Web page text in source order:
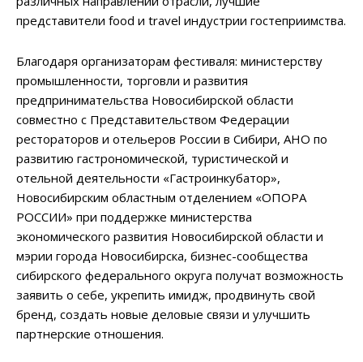
представители food и travel индустрии гостеприимства.
Благодаря организаторам фестиваля: министерству
промышленности, торговли и развития
предпринимательства Новосибирской области
совместно с Представительством Федерации
рестораторов и отельеров России в Сибири, АНО по
развитию гастрономической, туристической и
отельной деятельности «Гастроинкубатор»,
Новосибирским областным отделением «ОПОРА
РОССИИ» при поддержке министерства
экономического развития Новосибирской области и
мэрии города Новосибирска, бизнес-сообщества
сибирского федерального округа получат возможность
заявить о себе, укрепить имидж, продвинуть свой
бренд, создать новые деловые связи и улучшить
партнерские отношения.